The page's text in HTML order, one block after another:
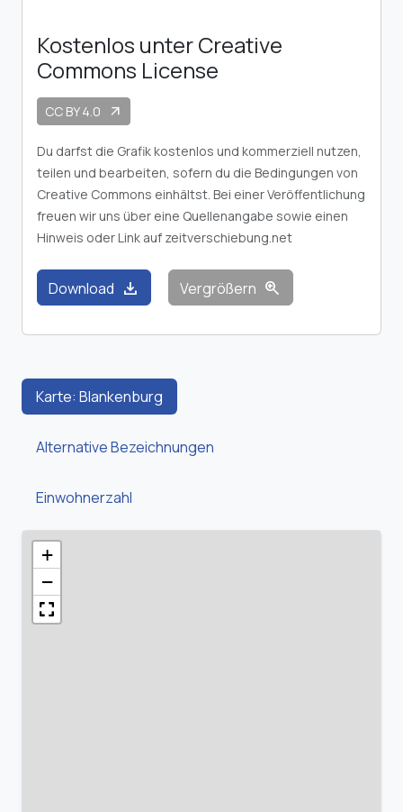
Kostenlos unter Creative
Commons License
CC BY 4.0 arrow_outward
Du darfst die Grafik kostenlos und kommerziell nutzen,
teilen und bearbeiten, sofern du die Bedingungen von
Creative Commons einhältst. Bei einer Veröffentlichung
freuen wir uns über eine Quellenangabe sowie einen
Hinweis oder Link auf zeitverschiebung.net
Download download Vergrößern zoom_in
Karte: Blankenburg
Alternative Bezeichnungen
Einwohnerzahl
+
−